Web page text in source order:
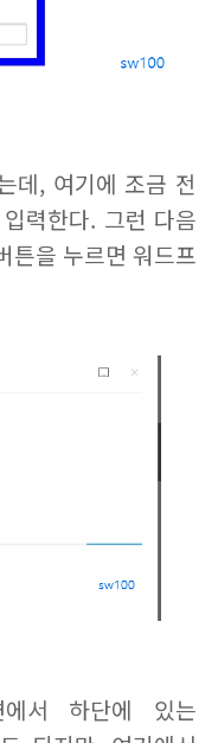
데, 여기에 조금 전
력한다. 그런 다음
을 누르면 워드프
서 하단에 있는